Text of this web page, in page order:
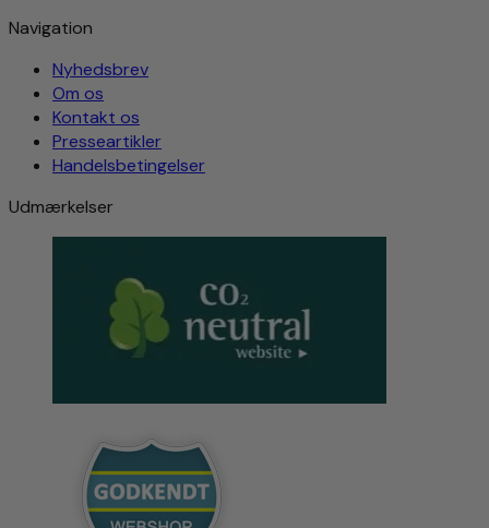
Navigation
Nyhedsbrev
Om os
Kontakt os
Presseartikler
Handelsbetingelser
Udmærkelser